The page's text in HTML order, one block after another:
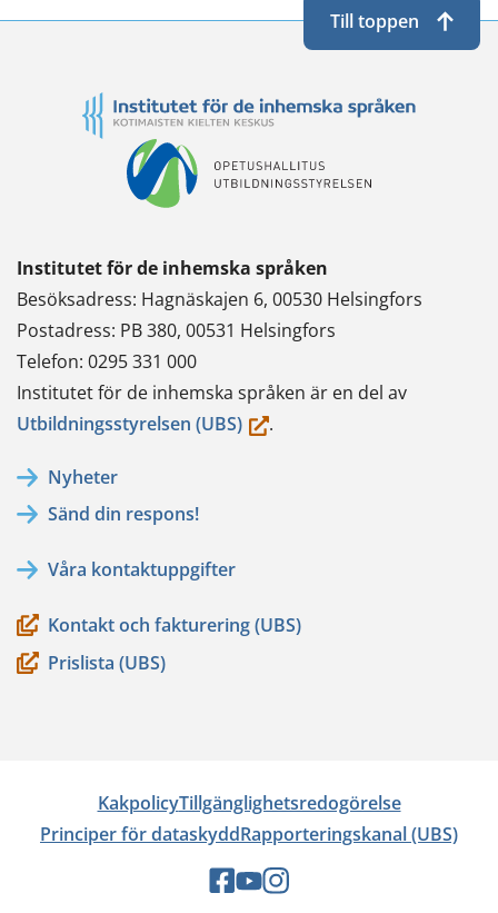
Institutet för de inhemska språken
Besöksadress: Hagnäskajen 6, 00530 Helsingfors
Postadress: PB 380, 00531 Helsingfors
Telefon: 0295 331 000
Institutet för de inhemska språken är en del av
Utbildningsstyrelsen (UBS)(du.
Nyheter
Sänd din respons!
Våra kontaktuppgifter
Kontakt och fakturering (UBS)
Prislista (UBS)
KakpolicyTillgänglighetsredogörelse
Principer för dataskyddRapporteringskanal (UBS)
Sociala
Sociala
Sociala
Till toppen